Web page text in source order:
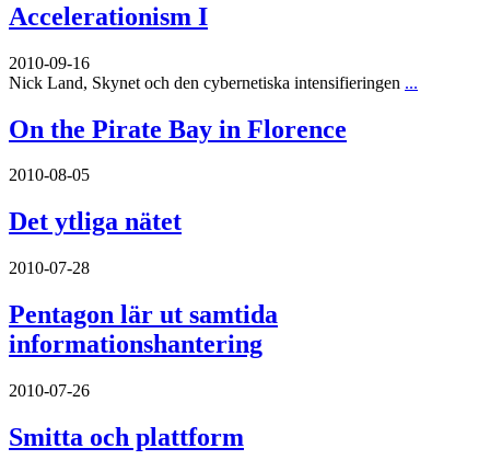
Accelerationism I
2010-09-16
Nick Land, Skynet och den cybernetiska intensifieringen ...
On the Pirate Bay in Florence
2010-08-05
Det ytliga nätet
2010-07-28
Pentagon lär ut samtida
informationshantering
2010-07-26
Smitta och plattform